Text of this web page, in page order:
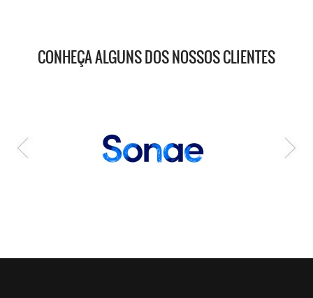
CONHEÇA ALGUNS DOS NOSSOS CLIENTES